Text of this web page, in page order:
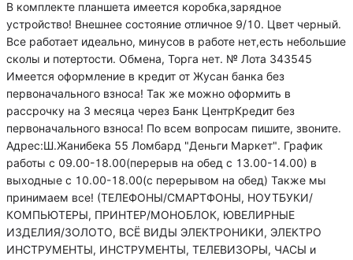
В комплекте планшета имеется коробка,зарядное
устройство! Внешнее состояние отличное 9/10. Цвет черный.
Все работает идеально, минусов в работе нет,есть небольшие
сколы и потертости. Обмена, Торга нет. № Лота 343545
Имеется оформление в кредит от Жусан банка без
первоначального взноса! Так же можно оформить в
рассрочку на 3 месяца через Банк ЦентрКредит без
первоначального взноса! По всем вопросам пишите, звоните.
Адрес:Ш.Жанибека 55 Ломбард "Деньги Маркет". График
работы с 09.00-18.00(перерыв на обед с 13.00-14.00) в
выходные с 10.00-18.00(с перерывом на обед) Также мы
принимаем все! (ТЕЛЕФОНЫ/СМАРТФОНЫ, НОУТБУКИ/
КОМПЬЮТЕРЫ, ПРИНТЕР/МОНОБЛОК, ЮВЕЛИРНЫЕ
ИЗДЕЛИЯ/ЗОЛОТО, ВСЁ ВИДЫ ЭЛЕКТРОНИКИ, ЭЛЕКТРО
ИНСТРУМЕНТЫ, ИНСТРУМЕНТЫ, ТЕЛЕВИЗОРЫ, ЧАСЫ и